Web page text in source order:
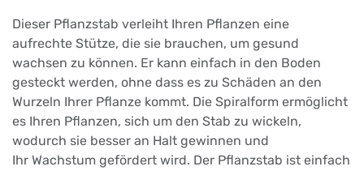
Dieser Pflanzstab verleiht Ihren Pflanzen eine
aufrechte Stütze, die sie brauchen, um gesund
wachsen zu können. Er kann einfach in den Boden
gesteckt werden, ohne dass es zu Schäden an den
Wurzeln Ihrer Pflanze kommt. Die Spiralform ermöglicht
es Ihren Pflanzen, sich um den Stab zu wickeln,
wodurch sie besser an Halt gewinnen und
Ihr Wachstum gefördert wird. Der Pflanzstab ist einfach